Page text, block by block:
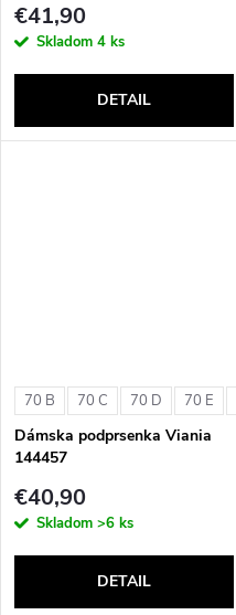
€41,90
Skladom 4 ks
DETAIL
70 B 70 C 70 D 70 E
Dámska podprsenka Viania
144457
€40,90
Skladom >6 ks
DETAIL